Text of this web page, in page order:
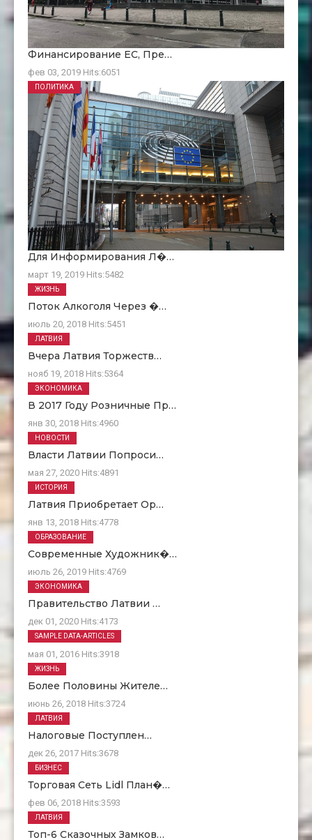
Финансирование ЕC, Пре…
фев 03, 2019 Hits:6051
Для Информирования Л�…
март 19, 2019 Hits:5482
ПОЛИТИКА
Поток Алкоголя Через �…
июль 20, 2018 Hits:5451
ЖИЗНЬ
Вчера Латвия Торжеств…
нояб 19, 2018 Hits:5364
ЛАТВИЯ
В 2017 Году Розничные Пр…
янв 30, 2018 Hits:4960
ЭКОНОМИКА
Власти Латвии Попроси…
мая 27, 2020 Hits:4891
НОВОСТИ
Латвия Приобретает Ор…
янв 13, 2018 Hits:4778
ИСТОРИЯ
Современные Художник�…
июль 26, 2019 Hits:4769
ОБРАЗОВАНИЕ
Правительство Латвии …
дек 01, 2020 Hits:4173
ЭКОНОМИКА
О Нас
мая 01, 2016 Hits:3918
SAMPLE DATA-ARTICLES
Более Половины Жителе…
июнь 26, 2018 Hits:3724
ЖИЗНЬ
Налоговые Поступлен…
дек 26, 2017 Hits:3678
ЛАТВИЯ
Торговая Сеть Lidl План�…
фев 06, 2018 Hits:3593
БИЗНЕС
Топ-6 Сказочных Замков…
ЛАТВИЯ